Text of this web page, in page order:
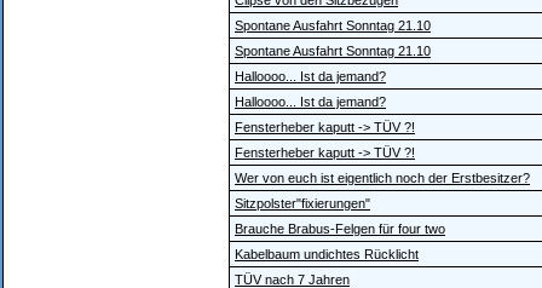
Spontane Ausfahrt Sonntag 21.10
Spontane Ausfahrt Sonntag 21.10
Halloooo... Ist da jemand?
Halloooo... Ist da jemand?
Fensterheber kaputt -> TÜV ?!
Fensterheber kaputt -> TÜV ?!
Wer von euch ist eigentlich noch der Erstbesitzer?
Sitzpolster"fixierungen"
Brauche Brabus-Felgen für four two
Kabelbaum undichtes Rücklicht
TÜV nach 7 Jahren